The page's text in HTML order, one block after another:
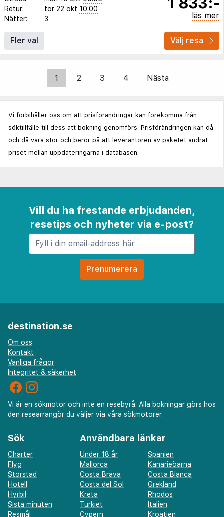
Retur:
tor 22 okt 10:00
Nätter:
3 läs mer
Fler val Välj resa
1 2 3 4 Nästa
Vi förbihåller oss om att prisförändringar kan förekomma från
söktillfälle till dess att bokning genomförs. Prisförändringen kan då
och då vara stor och beror på att leverantören av paketet ändrat
priset mellan uppdateringarna i databasen.
Vill du ha frestande erbjudanden,
resetips och nyheter via e-post?
destination.se
Om oss
Kontakt
Vanliga frågor
Integritet & säkerhet
Vi är en sökmotor och inte en resebyrå. Alla bokningar görs hos
den researrangör du väljer via våra sökmotorer.
Sök
Charter
Flyg
Storstad
Hotell
Hyrbil
Sista minuten
Resmål
Användbara länkar
Under 18 år
Spanien
Mallorca
Kanarieöarna
Costa Brava
Costa Blanca
Costa del Sol
Grekland
Kreta
Rhodos
Turkiet
Italien
Cypern
Kroatien